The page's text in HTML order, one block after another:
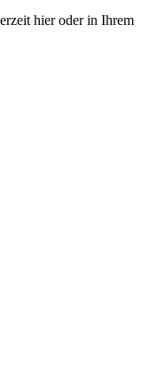
hier oder in Ihrem